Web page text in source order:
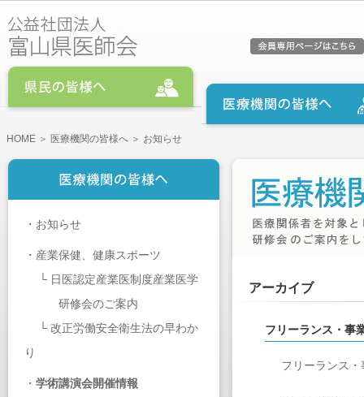
HOME ＞ 医療機関の皆様へ ＞ お知らせ
・ お知らせ
・ 産業保健、健康スポーツ
└ 日医認定産業医制度産業医学
研修会のご案内
└ 改正労働安全衛生法の早わか
り
・ 学術講演会開催情報
アーカイブ
フリーランス・事
フリーランス